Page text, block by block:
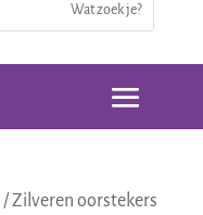
/ Zilveren oorstekers